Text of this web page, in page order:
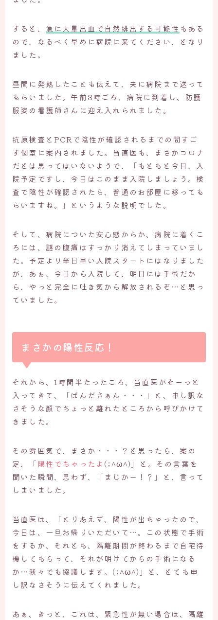
すると、 急に大量出血で自然排出する可能性 もある
ので、なるべく早めに病院に来てください、となり
ました。
昼間に発熱したことも伝えて、夫に病院まで送って
もらいました。午前3時ごろ、病院に到着し、防護
服姿の看護師さんに迎え入れられました。
抗原検査とPCRで陰性が確認されるまでの間すご
す個室に案内されました。当直医も、まさかコロナ
だとは思ってはいないようで、「もともと今日、入
院予定ですし、今日はこのまま入院しましょう。検
査で陰性が確認されたら、普通のお部屋に移っても
らいますね。」というような説明でした。
そして、病院についた安心感からか、病院に着くこ
ろには、謎の腹痛はすっかり消えてしまっていまし
た。予定より半日早い入院スタートにはなりました
が、あぁ、今日から入院して、明日には手術だか
ら、やっと完全に吐き気から解放されるぞ…と思っ
ていました。
まさかの陽性反応！
それから、1時間半たったころ、当直医がそーっと
入ってきて、「ぱんださぁん・・・」と、申し訳な
さそうな顔でちょっと離れたところから呼びかけて
きました。
その雰囲気で、まさか・・・？と思ったら、案の
定、「 陽性でちゃったよ (;^ω^)」と。その言葉を
聞いた瞬間、思わず、「まじかー！？」と、言って
しまいました。
当直医は、「とりあえず、陽性が出ちゃったので、
今日は、一旦お帰りいただいて…。この状態で手術
をするか、それとも、隔離期間が終わるまで自宅待
機してもらって、それが明けてからの手術になる
か…我々でも協議します。(;^ω^)」と、とても申
し訳なさそうに伝えてくれました。
あぁ、きっと、これは、緊急性が無い場合は、隔離